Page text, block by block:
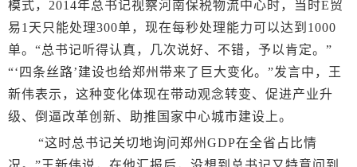
模式，2014年总书记视察河南保税物流中心时，当时E贸
易1天只能处理300单，现在每秒处理能力可以达到1000
单。“总书记听得认真，几次说好、不错，予以肯定。”
“‘四条丝路’建设也给郑州带来了巨大变化。”发言中，王
新伟表示，这种变化体现在带动观念转变、促进产业升
级、倒逼改革创新、助推国家中心城市建设上。
“这时总书记关切地询问郑州GDP在全省占比情